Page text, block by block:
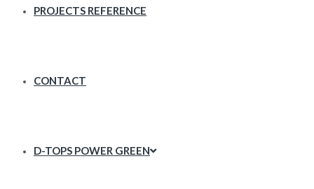
PROJECTS REFERENCE
CONTACT
D-TOPS POWER GREEN